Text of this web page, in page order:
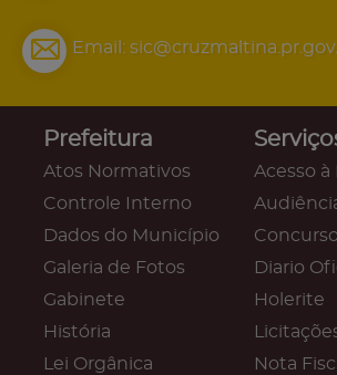
Email:
Prefeitura
Atos Normativos
Controle Interno
Dados do Município
Galeria de Fotos
Gabinete
História
Lei Orgânica
Acesso
Diario
Holerite
Nota